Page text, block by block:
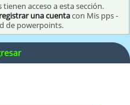
acceso a esta sección.
registrar una cuentacon Mis pps -
de powerpoints.